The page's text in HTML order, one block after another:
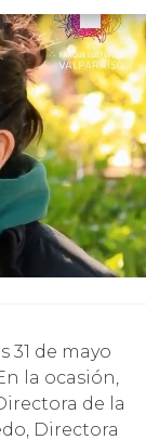
la ocasión,
de la
Directora